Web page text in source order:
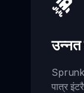
उन्नत
पात्र